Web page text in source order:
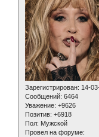
Зарегистрирован: 14-
Сообщений: 6464
Уважение: +9626
Позитив: +6918
Пол: Мужской
Провел на форуме: